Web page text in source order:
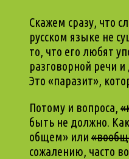
Скажем сразу, что
русском языке не
то, что его любят
разговорной речи и
Это «паразит»,
Потому и вопроса,
быть не должно.
общем» или
сожалению, часто